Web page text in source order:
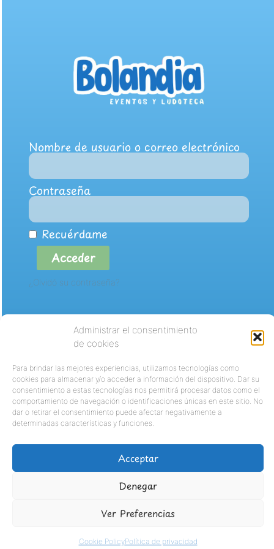
Administrar el consentimiento
de cookies
Para brindar las mejores experiencias, utilizamos tecnologías como
cookies para almacenar y/o acceder a información del dispositivo. Dar su
consentimiento a estas tecnologías nos permitirá procesar datos como el
comportamiento de navegación o identificaciones únicas en este sitio. No
dar o retirar el consentimiento puede afectar negativamente a
determinadas características y funciones.
Acceptar
Denegar
Ver Preferencias
Cookie PolicyPolítica de privacidad
Nombre de usuario o correo electrónico
Contraseña
Recuérdame
Acceder
¿Olvidó su contraseña?